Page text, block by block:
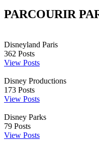
PARCOURIR
Disneyland Paris
362 Posts
View Posts
Disney Productions
173 Posts
View Posts
Disney Parks
79 Posts
View Posts